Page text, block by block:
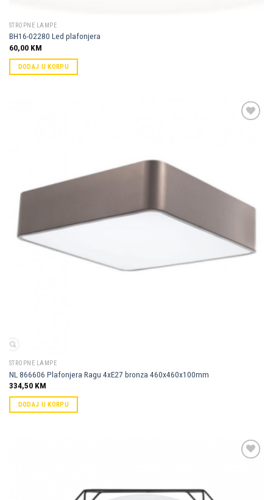
STROPNE LAMPE
BH16-02280 Led plafonjera
60,00 KM
DODAJ U KORPU
STROPNE LAMPE
NL 866606 Plafonjera Ragu 4xE27 bronza 460x460x100mm
334,50 KM
DODAJ U KORPU